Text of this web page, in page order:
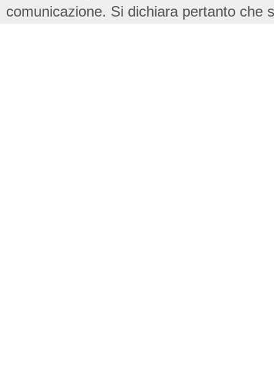
comunicazione. Si dichiara pertanto che